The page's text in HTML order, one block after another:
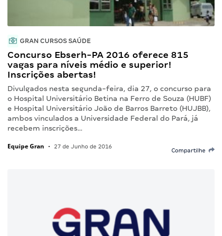
GRAN CURSOS SAÚDE
Concurso Ebserh-PA 2016 oferece 815
vagas para níveis médio e superior!
Inscrições abertas!
Divulgados nesta segunda-feira, dia 27, o concurso para
o Hospital Universitário Betina na Ferro de Souza (HUBF)
e Hospital Universitário João de Barros Barreto (HUJBB),
ambos vinculados a Universidade Federal do Pará, já
recebem inscrições…
Equipe Gran • 27 de Junho de 2016
Compartilhe